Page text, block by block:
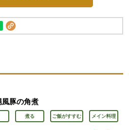
風豚の角煮
煮る ご飯がすすむ メイン料理